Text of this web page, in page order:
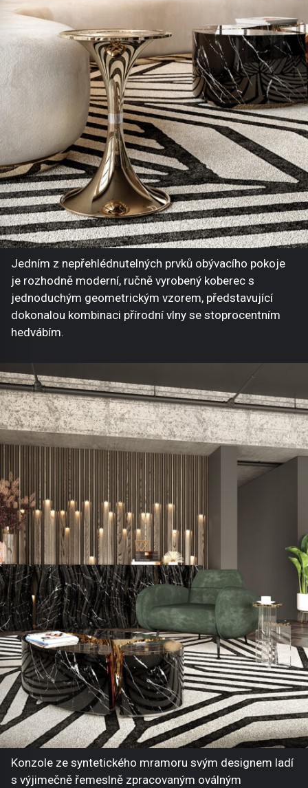
Jedním z nepřehlédnutelných prvků obývacího pokoje
je rozhodně moderní, ručně vyrobený koberec s
jednoduchým geometrickým vzorem, představující
dokonalou kombinaci přírodní vlny se stoprocentním
hedvábím.
Konzole ze syntetického mramoru svým designem ladí
s výjimečně řemeslně zpracovaným oválným